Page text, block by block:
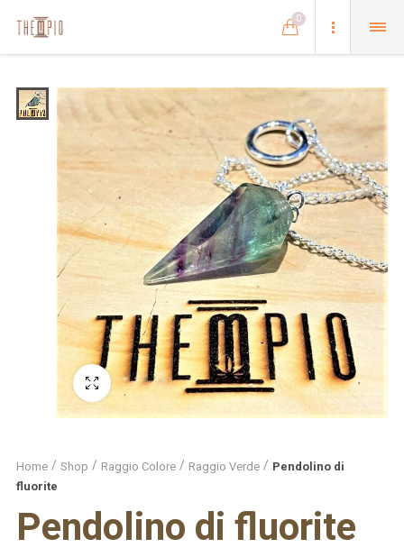
0
Schermo intero
Home Shop Raggio Colore Raggio Verde
Pendolino di
fluorite
Pendolino di fluorite